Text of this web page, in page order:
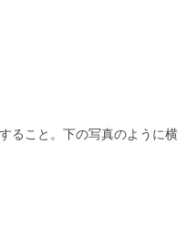
ること。下の写真のように横